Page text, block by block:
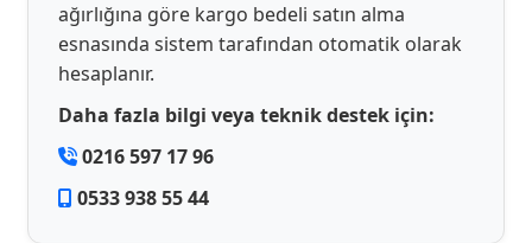
ağırlığına göre kargo bedeli satın alma
esnasında sistem tarafından otomatik olarak
hesaplanır.
Daha fazla bilgi veya teknik destek için:
0216 597 17 96
0533 938 55 44